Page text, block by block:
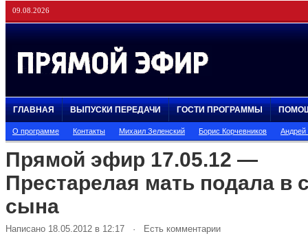
09.08.2026
ГЛАВНАЯ ВЫПУСКИ ПЕРЕДАЧИ ГОСТИ ПРОГРАММЫ
О программе Контакты Михаил Зеленский Борис Корчевников
Прямой эфир 17.05.12 —
Престарелая мать подала в
сына
Написано 18.05.2012 в 12:17 · Есть комментарии